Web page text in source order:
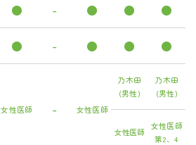
● - ● ● ●
● - ● ● ●
女性医師 - 女性医師
乃木田
(男性)
乃木田
(男性)
女性医師
女性医師
第2、4